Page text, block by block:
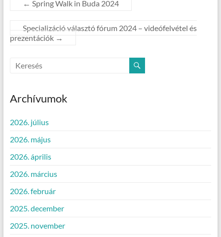
← Spring Walk in Buda 2024
Specializáció választó fórum 2024 – videófelvétel és
prezentációk →
Archívumok
2026. július
2026. május
2026. április
2026. március
2026. február
2025. december
2025. november